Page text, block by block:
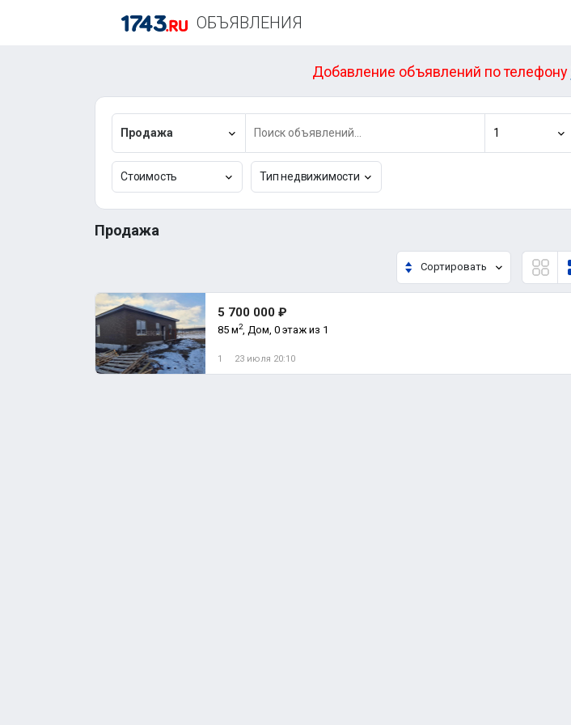
ОБЪЯВЛЕНИЯ
Добавление объявлений по телефону
Продажа 1
Стоимость Тип недвижимости
Продажа
Сортировать
5 700 000 ₽
85 м2, Дом, 0 этаж из 1
1 23 июля 20:10